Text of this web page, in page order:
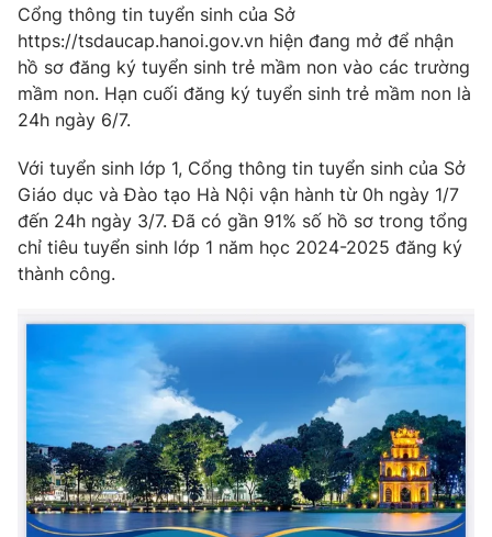
Video Shorts video
VTV Money
VTV Sức khoẻ Bất động sản
Thị trường 24h Tấm lòng Việt
VTV9
Liên hệ tòa soạn English
Cổng thông tin tuyển sinh của Sở
https://tsdaucap.hanoi.gov.vn hiện đang mở để nhận
hồ sơ đăng ký tuyển sinh trẻ mầm non vào các trường
mầm non. Hạn cuối đăng ký tuyển sinh trẻ mầm non là
24h ngày 6/7.
Với tuyển sinh lớp 1, Cổng thông tin tuyển sinh của Sở
Giáo dục và Đào tạo Hà Nội vận hành từ 0h ngày 1/7
đến 24h ngày 3/7. Đã có gần 91% số hồ sơ trong tổng
chỉ tiêu tuyển sinh lớp 1 năm học 2024-2025 đăng ký
thành công.